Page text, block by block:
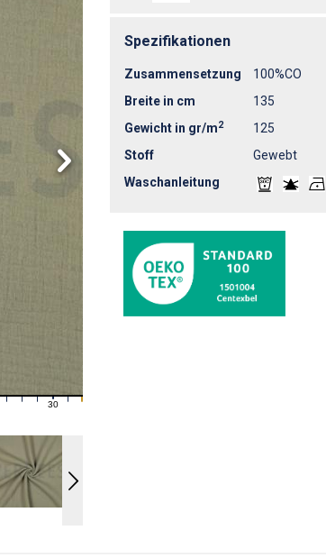
27 28 29 31
Spezifikationen
Zusammensetzung
100%CO
Breite in cm
135
Gewicht in gr/m2
125
Stoff
Gewebt
Waschanleitung